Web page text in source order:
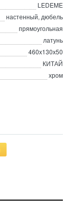
LEDEME
настенный, дюбель
прямоугольная
латунь
460х130х50
КИТАЙ
хром